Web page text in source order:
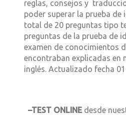
reglas, consejos y
poder superar la prueba de
total de 20 preguntas tipo
preguntas de la prueba de
examen de conocimientos
encontraban explicadas en
inglés. Actualizado fecha
–TEST ONLINE desde